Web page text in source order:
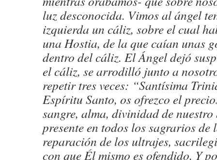
luz desconocida. Vimos al ángel
izquierda un cáliz, sobre el cual
una Hostia, de la que caían unas
dentro del cáliz. El Ángel dejó
el cáliz, se arrodilló junto a
repetir tres veces: “Santísima
Espíritu Santo, os ofrezco el
sangre, alma, divinidad de
presente en todos los sagrarios de
reparación de los ultrajes,
con que Él mismo es ofendido, Y